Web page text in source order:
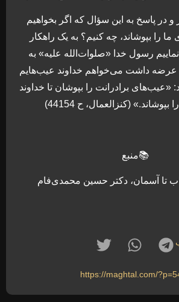
و در پاسخ به اين سؤال که اگر بخواهيم
را بپوشاند، چه كنيم؟ به يک راهکار
رسول‌ خدا «صلوات‌الله عليه» به
عرضه داشت می‌خواهم خداوند عيب‌هايم
«عيب‌های برادرانت را بپوشان تا خداوند
(كنزالعمال، ح 44154)
📚منبع
تا آسمان، دکتر حسین محمدی‌فام
https://maghtal.com/